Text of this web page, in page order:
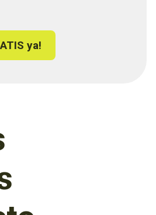
ya!